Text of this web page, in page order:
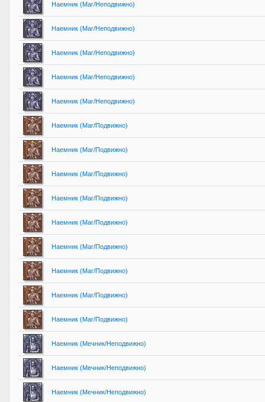
Наемник (Маг/Неподвижно)
Наемник (Маг/Неподвижно)
Наемник (Маг/Неподвижно)
Наемник (Маг/Неподвижно)
Наемник (Маг/Неподвижно)
Наемник (Маг/Подвижно)
Наемник (Маг/Подвижно)
Наемник (Маг/Подвижно)
Наемник (Маг/Подвижно)
Наемник (Маг/Подвижно)
Наемник (Маг/Подвижно)
Наемник (Маг/Подвижно)
Наемник (Маг/Подвижно)
Наемник (Маг/Подвижно)
Наемник (Мечник/Неподвижно)
Наемник (Мечник/Неподвижно)
Наемник (Мечник/Неподвижно)